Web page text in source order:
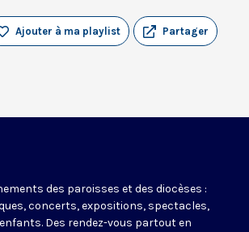
Partager
Ajouter à ma playlist
des paroisses et des diocèses :
concerts, expositions, spectacles,
Des rendez-vous partout en